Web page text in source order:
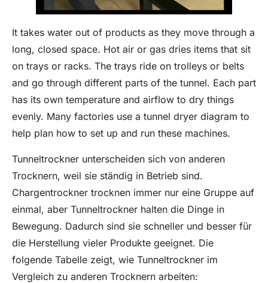
It takes water out of products as they move through a
long, closed space. Hot air or gas dries items that sit
on trays or racks. The trays ride on trolleys or belts
and go through different parts of the tunnel. Each part
has its own temperature and airflow to dry things
evenly. Many factories use a tunnel dryer diagram to
help plan how to set up and run these machines.
Tunneltrockner unterscheiden sich von anderen
Trocknern, weil sie ständig in Betrieb sind.
Chargentrockner trocknen immer nur eine Gruppe auf
einmal, aber Tunneltrockner halten die Dinge in
Bewegung. Dadurch sind sie schneller und besser für
die Herstellung vieler Produkte geeignet. Die
folgende Tabelle zeigt, wie Tunneltrockner im
Vergleich zu anderen Trocknern arbeiten: